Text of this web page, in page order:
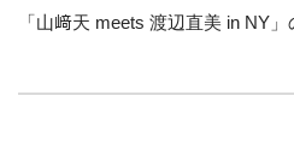
「山﨑天 meets 渡辺直美 in NY」